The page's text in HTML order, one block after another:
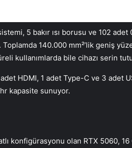
5 bakır ısı borusu ve 102 adet
140.000 mm²’lik geniş
kullanımlarda bile cihazı serin
HDMI, 1 adet Type-C ve 3 adet
kapasite sunuyor.
konfigürasyonu olan RTX 5060, 16